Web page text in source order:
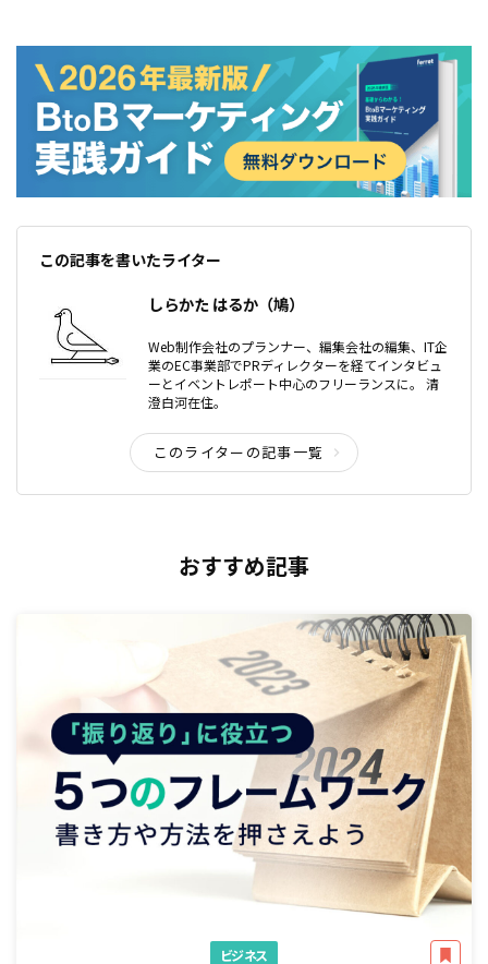
この記事を書いたライター
しらかた はるか（鳩）
Web制作会社のプランナー、編集会社の編集、IT企
業のEC事業部でPRディレクターを経てインタビュ
ーとイベントレポート中心のフリーランスに。 清
澄白河在住。
このライターの記事一覧
おすすめ記事
ビジネス